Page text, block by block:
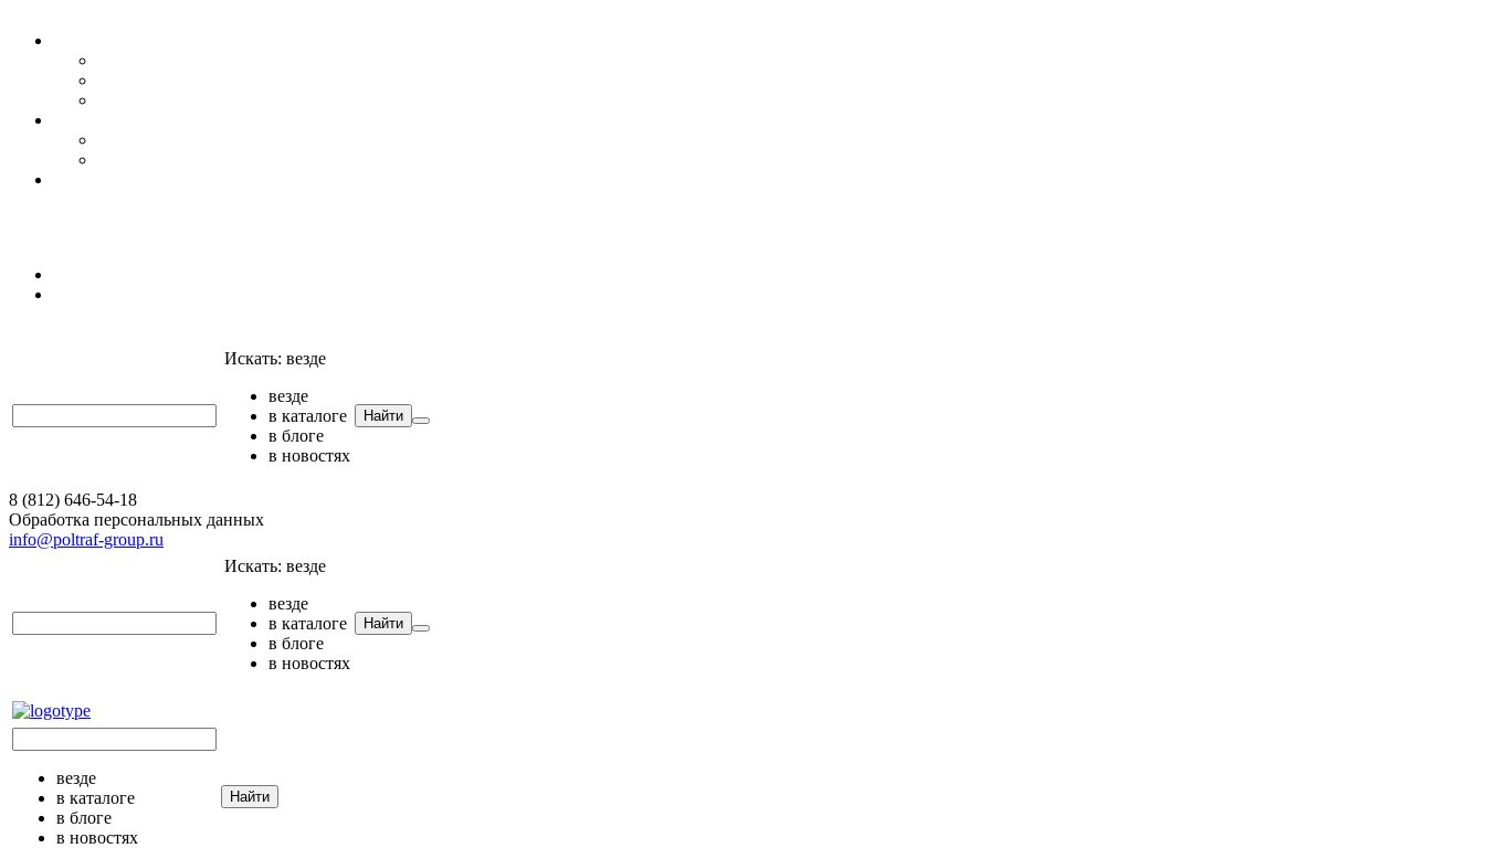
Искать: везде
везде
в каталоге
в блоге
в новостях
Найти
8 (812) 646-54-18
Обработка персональных данных
info@poltraf-group.ru
Искать: везде
везде
в каталоге
в блоге
в новостях
Найти
везде
в каталоге
в блоге
в новостях
Найти